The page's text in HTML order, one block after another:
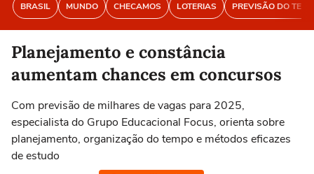
BRASIL MUNDO CHECAMOS LOTERIAS PREVISÃO DO
Planejamento e constância
aumentam chances em concursos
Com previsão de milhares de vagas para 2025,
especialista do Grupo Educacional Focus, orienta sobre
planejamento, organização do tempo e métodos eficazes
de estudo